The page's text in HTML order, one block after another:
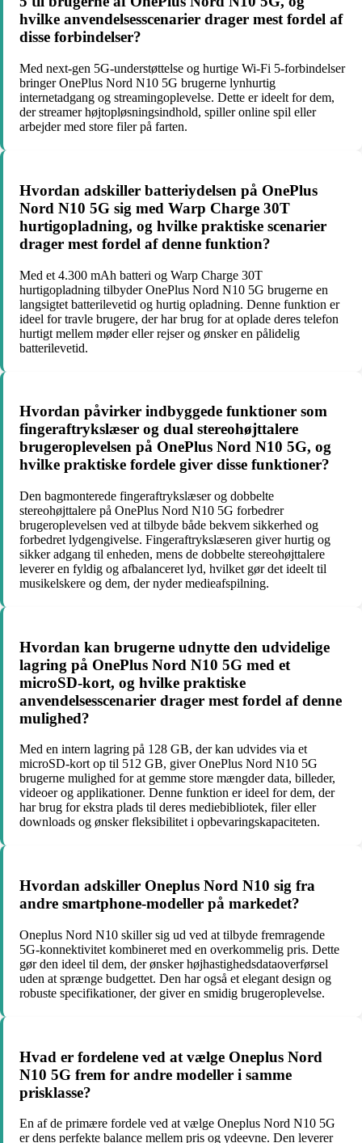
hvilke anvendelsesscenarier drager mest fordel af
disse forbindelser?
Med next-gen 5G-understøttelse og hurtige Wi-Fi 5-forbindelser
bringer OnePlus Nord N10 5G brugerne lynhurtig
internetadgang og streamingoplevelse. Dette er ideelt for dem,
der streamer højtopløsningsindhold, spiller online spil eller
arbejder med store filer på farten.
Hvordan adskiller batteriydelsen på OnePlus
Nord N10 5G sig med Warp Charge 30T
hurtigopladning, og hvilke praktiske scenarier
drager mest fordel af denne funktion?
Med et 4.300 mAh batteri og Warp Charge 30T
hurtigopladning tilbyder OnePlus Nord N10 5G brugerne en
langsigtet batterilevetid og hurtig opladning. Denne funktion er
ideel for travle brugere, der har brug for at oplade deres telefon
hurtigt mellem møder eller rejser og ønsker en pålidelig
batterilevetid.
Hvordan påvirker indbyggede funktioner som
fingeraftrykslæser og dual stereohøjttalere
brugeroplevelsen på OnePlus Nord N10 5G, og
hvilke praktiske fordele giver disse funktioner?
Den bagmonterede fingeraftrykslæser og dobbelte
stereohøjttalere på OnePlus Nord N10 5G forbedrer
brugeroplevelsen ved at tilbyde både bekvem sikkerhed og
forbedret lydgengivelse. Fingeraftrykslæseren giver hurtig og
sikker adgang til enheden, mens de dobbelte stereohøjttalere
leverer en fyldig og afbalanceret lyd, hvilket gør det ideelt til
musikelskere og dem, der nyder medieafspilning.
Hvordan kan brugerne udnytte den udvidelige
lagring på OnePlus Nord N10 5G med et
microSD-kort, og hvilke praktiske
anvendelsesscenarier drager mest fordel af denne
mulighed?
Med en intern lagring på 128 GB, der kan udvides via et
microSD-kort op til 512 GB, giver OnePlus Nord N10 5G
brugerne mulighed for at gemme store mængder data, billeder,
videoer og applikationer. Denne funktion er ideel for dem, der
har brug for ekstra plads til deres mediebibliotek, filer eller
downloads og ønsker fleksibilitet i opbevaringskapaciteten.
Hvordan adskiller Oneplus Nord N10 sig fra
andre smartphone-modeller på markedet?
Oneplus Nord N10 skiller sig ud ved at tilbyde fremragende
5G-konnektivitet kombineret med en overkommelig pris. Dette
gør den ideel til dem, der ønsker højhastighedsdataoverførsel
uden at sprænge budgettet. Den har også et elegant design og
robuste specifikationer, der giver en smidig brugeroplevelse.
Hvad er fordelene ved at vælge Oneplus Nord
N10 5G frem for andre modeller i samme
prisklasse?
En af de primære fordele ved at vælge Oneplus Nord N10 5G
er dens perfekte balance mellem pris og ydeevne. Den leverer